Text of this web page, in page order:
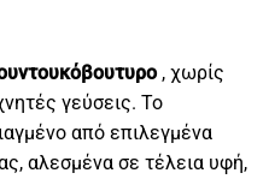
, χωρίς
γεύσεις. Το
από επιλεγμένα
αλεσμένα σε τέλεια υφή,